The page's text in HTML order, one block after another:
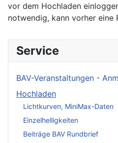
vor dem Hochladen
notwendig, kann vorher eine
Service
BAV-Veranstaltungen -
Hochladen
Lichtkurven, MiniMax-Daten
Einzelhelligkeiten
Beiträge BAV Rundbrief